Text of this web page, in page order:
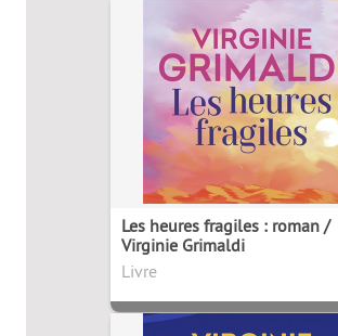
Les heures fragiles : roman /
Virginie Grimaldi
Livre